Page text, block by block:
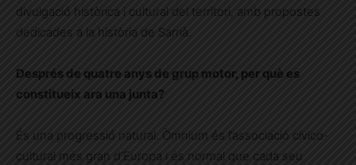
divulgació històrica i cultural del territori, amb propostes
dedicades a la història de Sarrià.
Després de quatre anys de grup motor, per què es
constitueix ara una junta?
És una progressió natural. Òmnium és l’associació cívico-
cultural més gran d’Europa i és normal que cada seu